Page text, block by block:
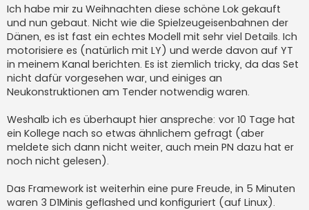
i
t
r
a
g
Ich habe mir zu Weihnachten diese schöne Lok gekauft
und nun gebaut. Nicht wie die Spielzeugeisenbahnen der
Dänen, es ist fast ein echtes Modell mit sehr viel Details. Ich
motorisiere es (natürlich mit LY) und werde davon auf YT
in meinem Kanal berichten. Es ist ziemlich tricky, da das Set
nicht dafür vorgesehen war, und einiges an
Neukonstruktionen am Tender notwendig waren.
Weshalb ich es überhaupt hier anspreche: vor 10 Tage hat
ein Kollege nach so etwas ähnlichem gefragt (aber
meldete sich dann nicht weiter, auch mein PN dazu hat er
noch nicht gelesen).
Das Framework ist weiterhin eine pure Freude, in 5 Minuten
waren 3 D1Minis geflashed und konfiguriert (auf Linux).